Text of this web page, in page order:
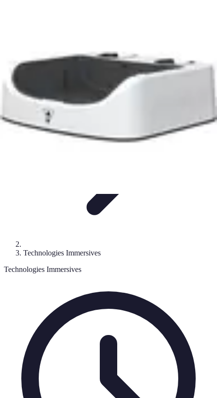
Innovations Futures
Technologies Immersives
Technologies Immersives